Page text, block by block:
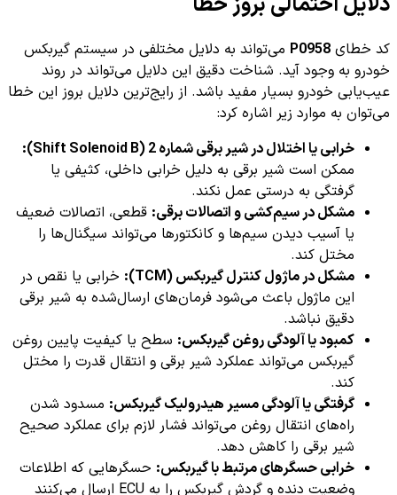
کد خطای P0958 می‌تواند به دلایل مختلفی در سیستم گیربکس
خودرو به وجود آید. شناخت دقیق این دلایل می‌تواند در روند
عیب‌یابی خودرو بسیار مفید باشد. از رایج‌ترین دلایل بروز این خطا
می‌توان به موارد زیر اشاره کرد:
خرابی یا اختلال در شیر برقی شماره 2 (Shift Solenoid B):
ممکن است شیر برقی به دلیل خرابی داخلی، کثیفی یا
گرفتگی به درستی عمل نکند.
مشکل در سیم‌کشی و اتصالات برقی: قطعی، اتصالات ضعیف
یا آسیب دیدن سیم‌ها و کانکتورها می‌تواند سیگنال‌ها را
مختل کند.
مشکل در ماژول کنترل گیربکس (TCM):
خرابی یا نقص در
این ماژول باعث می‌شود فرمان‌های ارسال‌شده به شیر برقی
دقیق نباشد.
کمبود یا آلودگی روغن گیربکس: سطح یا کیفیت پایین روغن
گیربکس می‌تواند عملکرد شیر برقی و انتقال قدرت را مختل
کند.
گرفتگی یا آلودگی مسیر هیدرولیک گیربکس: مسدود شدن
راه‌های انتقال روغن می‌تواند فشار لازم برای عملکرد صحیح
شیر برقی را کاهش دهد.
خرابی حسگرهای مرتبط با گیربکس: حسگرهایی که اطلاعات
وضعیت دنده و گردش گیربکس را به ECU ارسال می‌کنند